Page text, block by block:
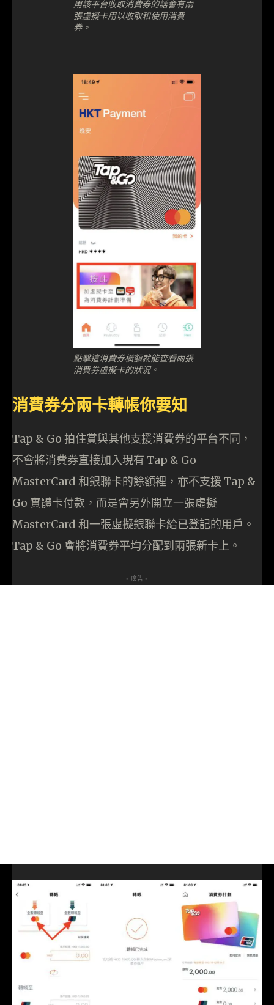
用該平台收取消費券的話會有兩
張虛擬卡用以收取和使用消費
券。
點擊這消費券橫額就能查看兩張
消費券虛擬卡的狀況。
消費券分兩卡轉帳你要知
Tap & Go 拍住賞與其他支援消費券的平台不同，
不會將消費券直接加入現有 Tap & Go
MasterCard 和銀聯卡的餘額裡，亦不支援 Tap &
Go 實體卡付款，而是會另外開立一張虛擬
MasterCard 和一張虛擬銀聯卡給已登記的用戶。
Tap & Go 會將消費券平均分配到兩張新卡上。
- 廣告 -